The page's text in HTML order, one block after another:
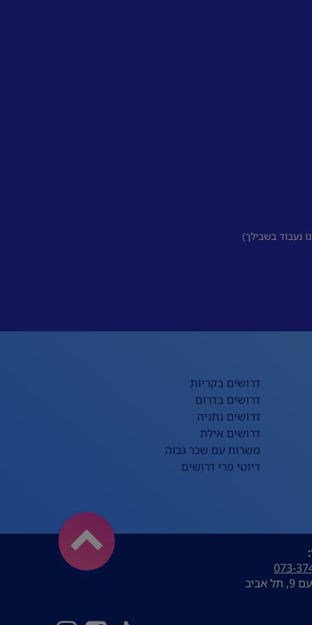
נעבוד בשבילך)
דרושים בקריות
דרושים בדרום
דרושים נתניה
דרושים אילת
משרות עם שכר גבוה
דיוטי פרי דרושים
073-